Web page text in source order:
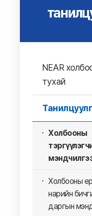
NEAR
тухай
Холбооны
Холбооны
нарийн
даргын